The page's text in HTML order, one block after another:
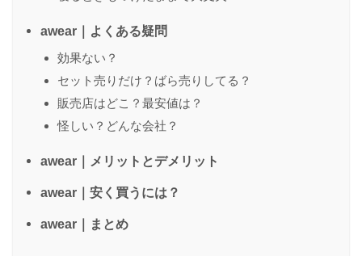
awear｜よくある疑問
効果ない？
セット売りだけ？ばら売りしてる？
販売店はどこ？最安値は？
怪しい？どんな会社？
awear｜メリットとデメリット
awear｜安く買うには？
awear｜まとめ